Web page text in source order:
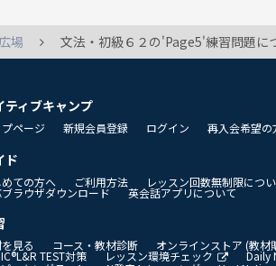
場 文法・初級６２の'Page5'練習問題について Teacher: Does Mr. Trahan remember Katie? You: _______ (はい、彼は以前彼女に会ったことを覚えています。) のネイティブキャンプの正解が 『Yes, he remembered meeting her
ティブキャンプ
プページ 新規会員登録 ログイン 再入会希望の
ド
ての方へ ご利用方法 レッスン回数無制限につ
ラウザダウンロード 英会話アプリについて
見る コース・教材診断 オンラインストア (教材
TEST対策 レッスン環境チェック Daily